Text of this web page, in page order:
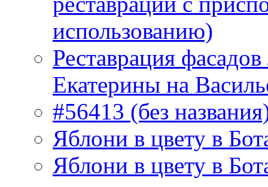
использованию)
Реставрация
Екатерины на
#56413 (без
Яблони в цвету в
Яблони в цвету в